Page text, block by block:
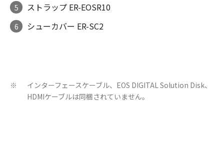
5 ストラップ ER-EOSR10
6 シューカバー ER-SC2
※
インターフェースケーブル、EOS DIGITAL Solution Disk、
HDMIケーブルは同梱されていません。